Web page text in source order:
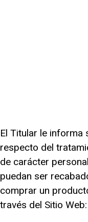
El Titular le informa
respecto del
de carácter
puedan ser
comprar un
través del Sitio Web: